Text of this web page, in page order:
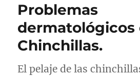
Problemas
dermatológicos
Chinchillas.
El pelaje de las